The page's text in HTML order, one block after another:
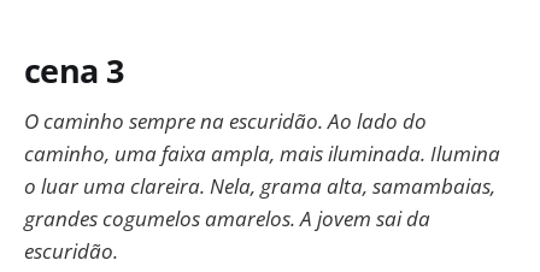
cena 3
O caminho sempre na escuridão. Ao lado do
caminho, uma faixa ampla, mais iluminada. Ilumina
o luar uma clareira. Nela, grama alta, samambaias,
grandes cogumelos amarelos. A jovem sai da
escuridão.